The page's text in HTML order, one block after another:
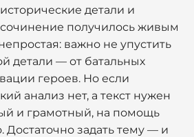
детали и
получилось живым
важно не упустить
детали — от батальных
героев. Но если
анализ нет, а текст нужен
и грамотный, на помощь
Достаточно задать тему — и